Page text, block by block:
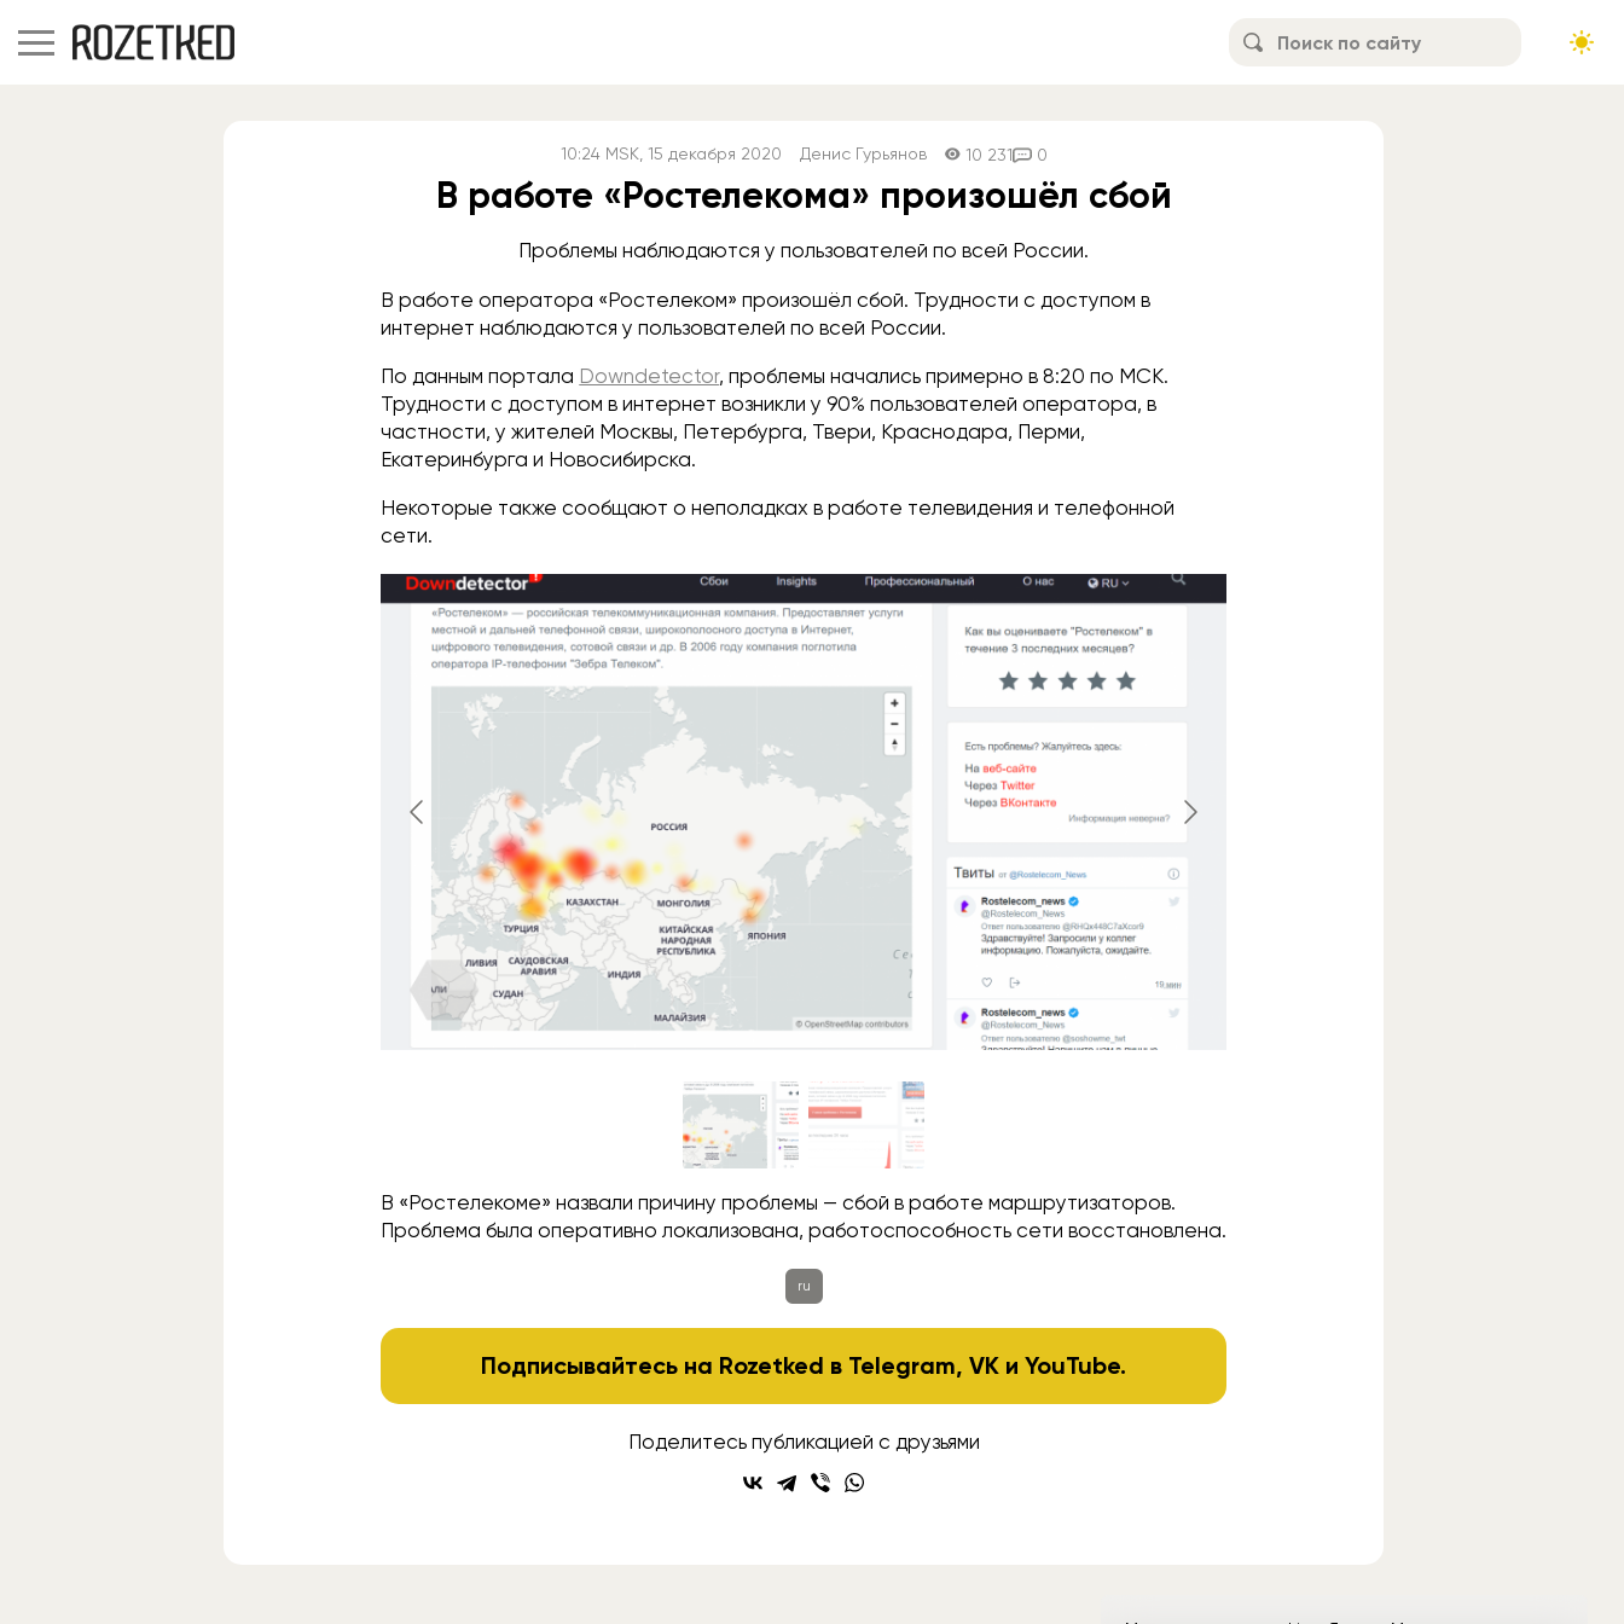
10:24 MSK, 15 декабря 2020 Денис Гурьянов 10 231 0
В работе «Ростелекома» произошёл сбой
Проблемы наблюдаются у пользователей по всей России.
В работе оператора «Ростелеком» произошёл сбой. Трудности с доступом в
интернет наблюдаются у пользователей по всей России.
По данным портала Downdetector, проблемы начались примерно в 8:20 по МСК.
Трудности с доступом в интернет возникли у 90% пользователей оператора, в
частности, у жителей Москвы, Петербурга, Твери, Краснодара, Перми,
Екатеринбурга и Новосибирска.
Некоторые также сообщают о неполадках в работе телевидения и телефонной
сети.
В «Ростелекоме» назвали причину проблемы — сбой в работе маршрутизаторов.
Проблема была оперативно локализована, работоспособность сети восстановлена.
ru
Подписывайтесь на Rozetked в Telegram,VK иYouTube.
Поделитесь публикацией с друзьями